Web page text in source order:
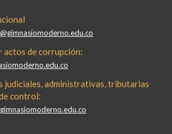
actos de corrupción:
judiciales, administrativas, tributarias
control: